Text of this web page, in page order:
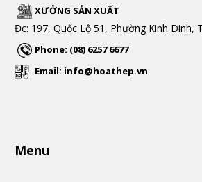
XƯỞNG SẢN XUẤT
Đc: 197, Quốc Lộ 51, Phường Kinh Dinh,
Phone: (08) 6257 6677
Email: info@hoathep.vn
Menu